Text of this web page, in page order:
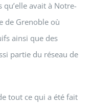
avait à Notre-
de Grenoble où
ainsi que des
partie du réseau de
tout ce qui a été fait